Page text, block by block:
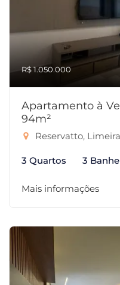
R$ 1.050.000
Apartamento à
94m²
Reservatto,
3 Quartos 3
Mais informações